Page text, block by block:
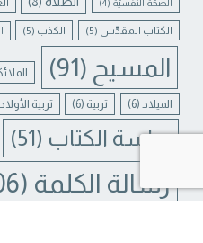
الصحّة النّفسيّة (4)
الكتاب المقدّس (5) الكذب (5)
المسيح (91)
الميلاد (6) تربية (6) تربية الأولاد
دراسة الكتاب (51)
رسالة الكلمة (106)